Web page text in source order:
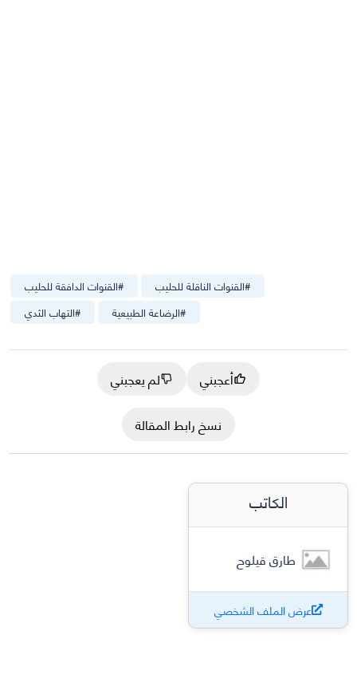
#القنوات الدافقة للحليب #القنوات الناقلة للحليب
#التهاب الثدي #الرضاعة الطبيعية
أعجبني
لم يعجبني
نسخ رابط المقالة
الكاتب
طارق قيلوح
عرض الملف الشخصي